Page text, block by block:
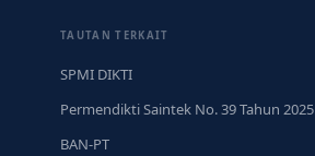
TAUTAN TERKAIT
SPMI DIKTI
Permendikti Saintek No. 39 Tahun 2025
BAN-PT